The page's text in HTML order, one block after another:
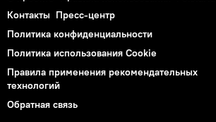
Контакты Пресс-центр
Политика конфиденциальности
Политика использования Cookie
Правила применения рекомендательных
технологий
Обратная связь